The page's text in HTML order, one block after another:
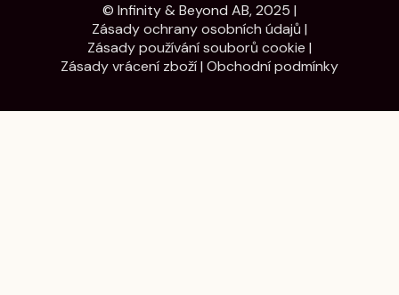
© Infinity & Beyond AB, 2025 |
Zásady ochrany osobních údajů |
Zásady používání souborů cookie |
Zásady vrácení zboží| Obchodní podmínky